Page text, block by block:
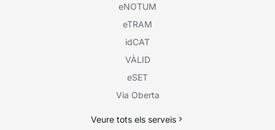
eNOTUM
eTRAM
idCAT
VÀLID
eSET
Via Oberta
Veure tots els serveis